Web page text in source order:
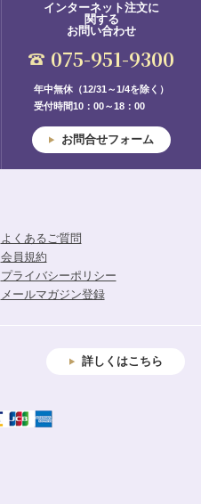
インターネット注文に
関する
お問い合わせ
075-951-9300
年中無休（12/31～1/4を除く）
受付時間10：00～18：00
お問合せフォーム
よくあるご質問
会員規約
プライバシーポリシー
メールマガジン登録
詳しくはこちら